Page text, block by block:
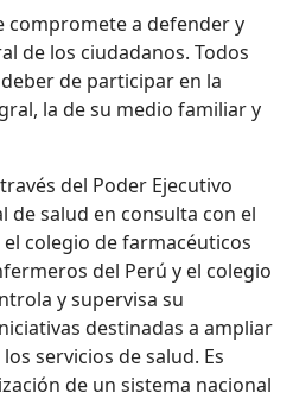
compromete a defender y
de los ciudadanos. Todos
de participar en la
la de su medio familiar y
del Poder Ejecutivo
de salud en consulta con el
colegio de farmacéuticos
del Perú y el colegio
y supervisa su
destinadas a ampliar
servicios de salud. Es
de un sistema nacional